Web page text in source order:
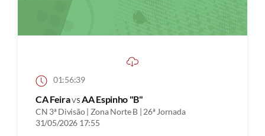
01:56:39
CA FeiravsAA Espinho "B"
CN 3ª Divisão | Zona Norte B | 26ª Jornada
31/05/2026 17:55